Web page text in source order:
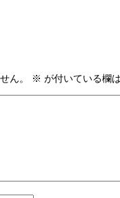
ん。 ※ が付いている欄